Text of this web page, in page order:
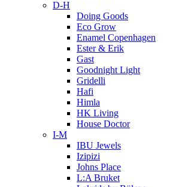
D-H
Doing Goods
Eco Grow
Enamel Copenhagen
Ester & Erik
Gast
Goodnight Light
Gridelli
Hafi
Himla
HK Living
House Doctor
I-M
IBU Jewels
Izipizi
Johns Place
L:A Bruket